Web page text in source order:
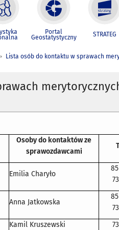
Portal
Geostatystyczny STRATEG
Lista osób do kontaktu w sprawach
Osoby do kontaktów ze
sprawozdawcami
Emilia Charyło
Anna Jatkowska
Kamil Kruszewski